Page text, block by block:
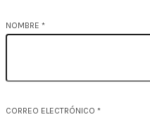
NOMBRE *
CORREO ELECTRÓNICO *